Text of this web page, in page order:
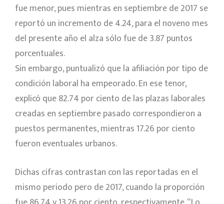
fue menor, pues mientras en septiembre de 2017 se
reportó un incremento de 4.24, para el noveno mes
del presente año el alza sólo fue de 3.87 puntos
porcentuales.
Sin embargo, puntualizó que la afiliación por tipo de
condición laboral ha empeorado. En ese tenor,
explicó que 82.74 por ciento de las plazas laborales
creadas en septiembre pasado correspondieron a
puestos permanentes, mientras 17.26 por ciento
fueron eventuales urbanos.
Dichas cifras contrastan con las reportadas en el
mismo periodo pero de 2017, cuando la proporción